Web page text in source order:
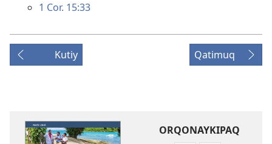
1 Cor. 15:33
Kutiy Qatimuq
ORQONAYKIPAQ